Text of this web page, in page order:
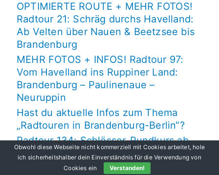
OPTIMIERTE ROUTE + MEHR FOTOS!
Radtour 21: Schräg durchs Havelland:
Ab Velten über Nauen & Beetzsee bis
Brandenburg
MEHR FOTOS + INFOS! Radtour 97:
Vom Havelland ins Ruppiner Land:
Brandenburg – Paulinenaue –
Neuruppin
Hast du aktuelle Infos zum Thema
„Radtouren in Brandenburg-Berlin“?
Radtour 134: Schlösser-Rundkurs ab
Ortrand via Radeburg, Moritzburg,
Großenhain, Schönfeld
Obwohl diese Webseite nicht kommerziell mit Cookies arbeitet, hole
ich sicherheitshalber dein Einverständnis für die Verwendung von
Cookies ein
Verstanden!